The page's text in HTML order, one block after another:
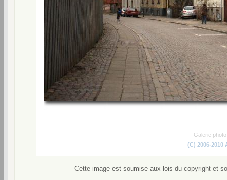
Galerie
(C) 2006-2010
Cette image est soumise aux lois du copyright et